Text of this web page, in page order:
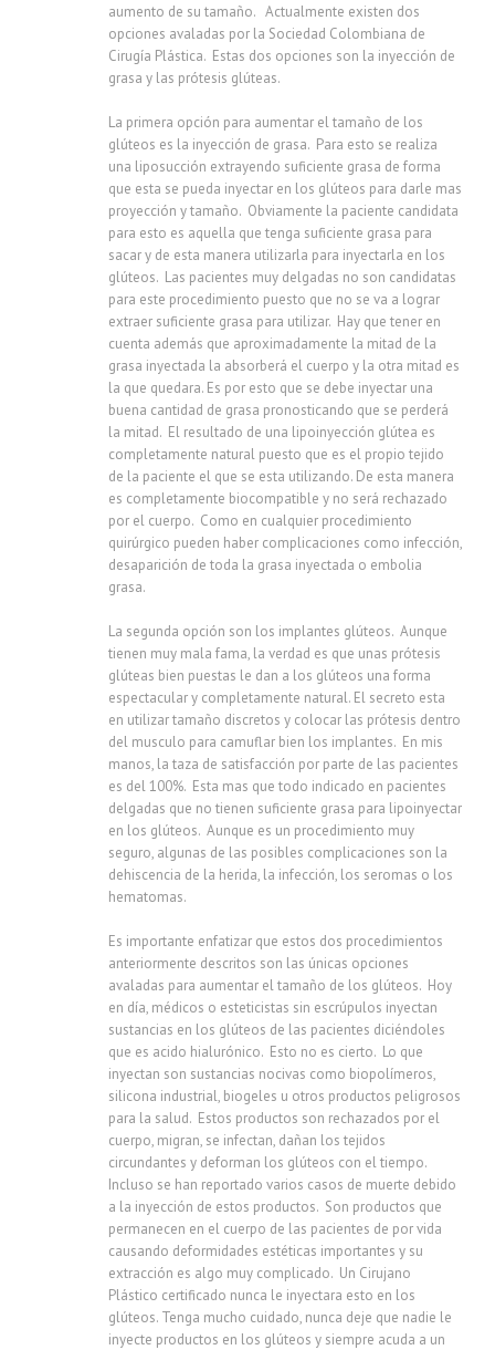
aumento de su tamaño. Actualmente existen dos
opciones avaladas por la Sociedad Colombiana de
Cirugía Plástica. Estas dos opciones son la inyección de
grasa y las prótesis glúteas.
La primera opción para aumentar el tamaño de los
glúteos es la inyección de grasa. Para esto se realiza
una liposucción extrayendo suficiente grasa de forma
que esta se pueda inyectar en los glúteos para darle mas
proyección y tamaño. Obviamente la paciente candidata
para esto es aquella que tenga suficiente grasa para
sacar y de esta manera utilizarla para inyectarla en los
glúteos. Las pacientes muy delgadas no son candidatas
para este procedimiento puesto que no se va a lograr
extraer suficiente grasa para utilizar. Hay que tener en
cuenta además que aproximadamente la mitad de la
grasa inyectada la absorberá el cuerpo y la otra mitad es
la que quedara. Es por esto que se debe inyectar una
buena cantidad de grasa pronosticando que se perderá
la mitad. El resultado de una lipoinyección glútea es
completamente natural puesto que es el propio tejido
de la paciente el que se esta utilizando. De esta manera
es completamente biocompatible y no será rechazado
por el cuerpo. Como en cualquier procedimiento
quirúrgico pueden haber complicaciones como infección,
desaparición de toda la grasa inyectada o embolia
grasa.
La segunda opción son los implantes glúteos. Aunque
tienen muy mala fama, la verdad es que unas prótesis
glúteas bien puestas le dan a los glúteos una forma
espectacular y completamente natural. El secreto esta
en utilizar tamaño discretos y colocar las prótesis dentro
del musculo para camuflar bien los implantes. En mis
manos, la taza de satisfacción por parte de las pacientes
es del 100%. Esta mas que todo indicado en pacientes
delgadas que no tienen suficiente grasa para lipoinyectar
en los glúteos. Aunque es un procedimiento muy
seguro, algunas de las posibles complicaciones son la
dehiscencia de la herida, la infección, los seromas o los
hematomas.
Es importante enfatizar que estos dos procedimientos
anteriormente descritos son las únicas opciones
avaladas para aumentar el tamaño de los glúteos. Hoy
en día, médicos o esteticistas sin escrúpulos inyectan
sustancias en los glúteos de las pacientes diciéndoles
que es acido hialurónico. Esto no es cierto. Lo que
inyectan son sustancias nocivas como biopolímeros,
silicona industrial, biogeles u otros productos peligrosos
para la salud. Estos productos son rechazados por el
cuerpo, migran, se infectan, dañan los tejidos
circundantes y deforman los glúteos con el tiempo.
Incluso se han reportado varios casos de muerte debido
a la inyección de estos productos. Son productos que
permanecen en el cuerpo de las pacientes de por vida
causando deformidades estéticas importantes y su
extracción es algo muy complicado. Un Cirujano
Plástico certificado nunca le inyectara esto en los
glúteos. Tenga mucho cuidado, nunca deje que nadie le
inyecte productos en los glúteos y siempre acuda a un